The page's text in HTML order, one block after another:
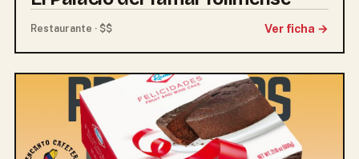
Restaurante · $$ Ver ficha →